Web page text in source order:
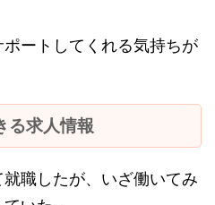
ートしてくれる気持ちが
る求人情報
職したが、いざ働いてみ